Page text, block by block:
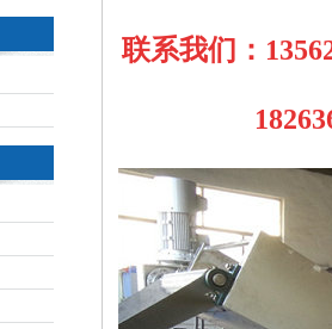
联系我们：